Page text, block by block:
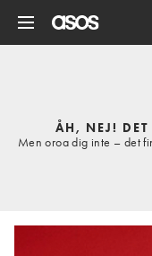
ÅH, NEJ! DET
Men oroa dig inte – det